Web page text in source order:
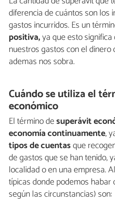
diferencia de cuántos son los
gastos incurridos. Es un
positiva,ya que esto
nuestros gastos con el dinero
ademas nos sobra.
Cuándo se utiliza el
económico
El término desuperávit
economíacontinuamente,
tipos de cuentasque
de gastos que se han tenido,
localidad o en una empresa.
típicas donde podemos habar
según las circunstancias) son: